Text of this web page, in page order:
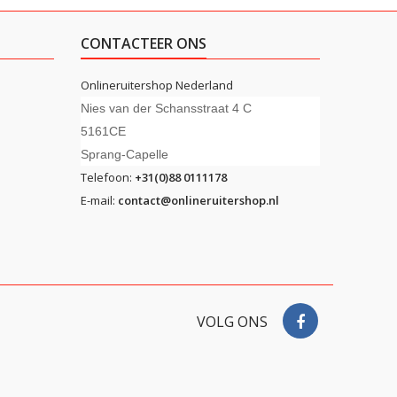
CONTACTEER ONS
Onlineruitershop Nederland
Nies van der Schansstraat 4 C
5161CE
Sprang-Capelle
Telefoon: +31(0)88 0111178
E-mail: contact@onlineruitershop.nl
VOLG ONS